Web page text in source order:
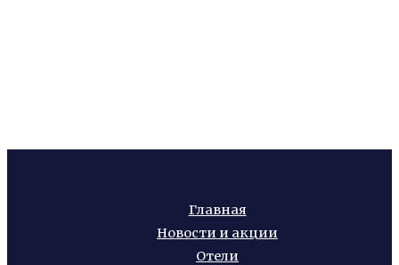
Главная
Новости и акции
Отели